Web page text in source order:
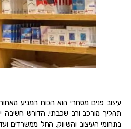
עיצוב פנים מסחרי הוא הכוח המניע
תהליך מורכב ורב שכבתי, הדורש חשיבה
בתחומי העיצוב והשיווק. החל ממשרדים